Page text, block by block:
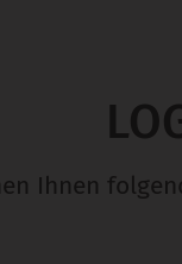
Ihnen